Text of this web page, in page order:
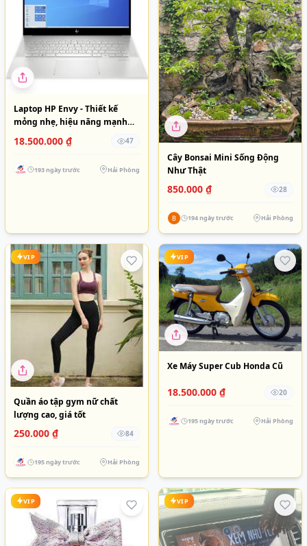
Laptop HP Envy - Thiết kế
mỏng nhẹ, hiệu năng mạnh
18.500.000 ₫ 47
193 ngày trước Hải Phòng
Cây Bonsai Mini Sống Động
Như Thật
850.000 ₫ 28
194 ngày trước Hải Phòng
VIP
Quần áo tập gym nữ chất
lượng cao, giá tốt
250.000 ₫ 84
195 ngày trước Hải Phòng
VIP
Xe Máy Super Cub Honda Cũ
18.500.000 ₫ 20
195 ngày trước Hải Phòng
VIP VIP